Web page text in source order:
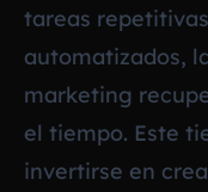
tareas
automatizados,
marketing
el tiempo. Este
invertirse en